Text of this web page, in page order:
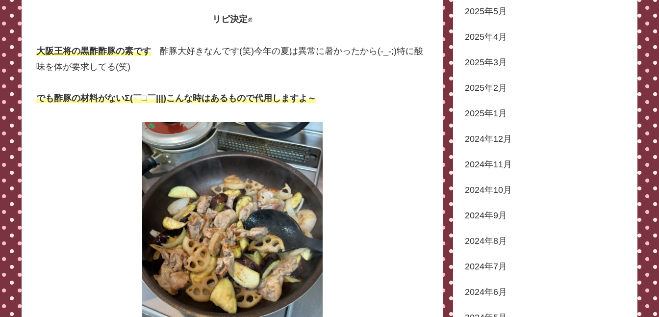
リピ決定✊
大阪王将の黒酢酢豚の素です 酢豚大好きなんです(笑)今年の夏は異常に暑かったから(-_-;)特に酸
味を体が要求してる(笑)
でも酢豚の材料がないΣ(￣□￣|||)こんな時はあるもので代用しますよ～
2025年5月
2025年4月
2025年3月
2025年2月
2025年1月
2024年12月
2024年11月
2024年10月
2024年9月
2024年8月
2024年7月
2024年6月